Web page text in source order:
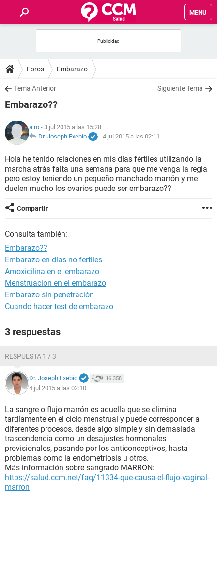
MENU
FOROS
SALUD
NUTRICIÓN
BIENESTAR
SEXUALIDAD
GLOSARIO
Foros Embarazo
Tema Anterior Siguiente Tema
Embarazo??
a.ro - 3 jul 2015 a las 15:28
Dr. Joseph Exebio
- 4 jul 2015 a las 02:11
Hola he tenido relaciones en mis días fértiles utilizando la
marcha atrás falta una semana para que me venga la regla
pero estoy teniendo un pequeño manchado marrón y me
duelen mucho los ovarios puede ser embarazo??
Compartir
Consulta también:
Embarazo??
Embarazo en días no fertiles
Amoxicilina en el embarazo
Menstruacion en el embarazo
Embarazo sin penetración
Cuando hacer test de embarazo
3 respuestas
RESPUESTA 1 / 3
Dr. Joseph Exebio 16.358
4 jul 2015 a las 02:10
La sangre o flujo marrón es aquella que se elimina
tardíamente en el ciclo menstrual y puede corresponder a
diferentes procesos, desde algo simple y sin demasiada
trascendencia como un desajustes hormonales
provisionales, pasando por los anticonceptivos, hasta
problemas como la endometriosis u otros.
Más información sobre sangrado MARRON:
https://salud.ccm.net/faq/11334-que-causa-el-flujo-vaginal-
marron